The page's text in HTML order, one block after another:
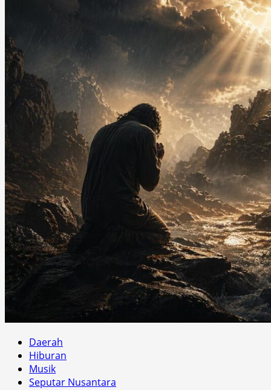
Daerah
Hiburan
Musik
Seputar Nusantara